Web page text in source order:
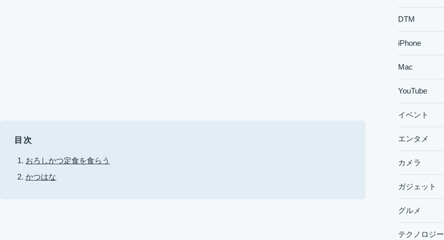
目次
おろしかつ定食を食らう
かつはな
DTM
iPhone
Mac
YouTube
イベント
エンタメ
カメラ
ガジェット
グルメ
テクノロジー